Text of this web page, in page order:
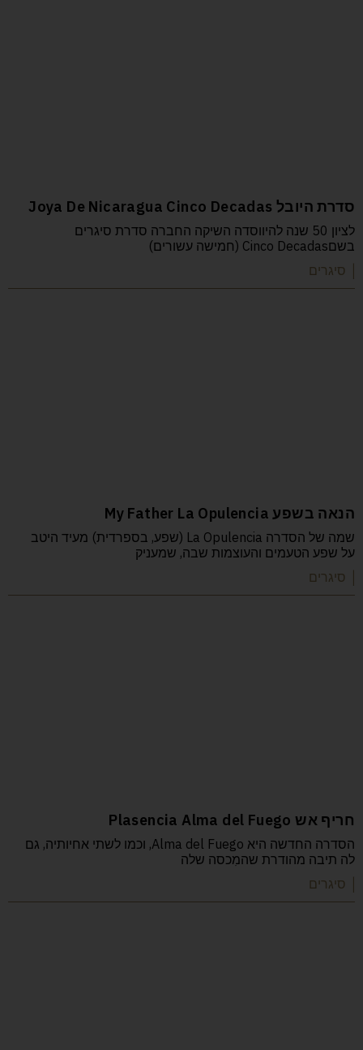
סדרת היובל Joya De Nicaragua Cinco Decadas
לציון 50 שנה להיווסדה השיקה החברה סדרת סיגרים
בשםCinco Decadas (חמישה עשורים)
| סיגרים
הנאה בשפע My Father La Opulencia
שמה של הסדרה La Opulencia (שפע, בספרדית) מעיד היטב
על שפע הטעמים והעוצמות שבה, שמעניק
| סיגרים
חריף אש Plasencia Alma del Fuego
הסדרה החדשה היא Alma del Fuego, וכמו לשתי אחיותיה, גם
לה תיבה מהודרת שהמִכסה שלה
| סיגרים